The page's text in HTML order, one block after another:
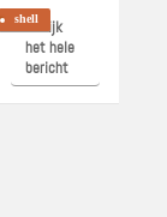
shellBekijk
het hele
bericht